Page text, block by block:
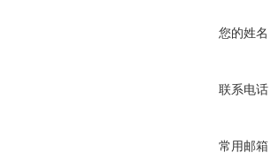
您的姓名
联系电话
常用邮箱